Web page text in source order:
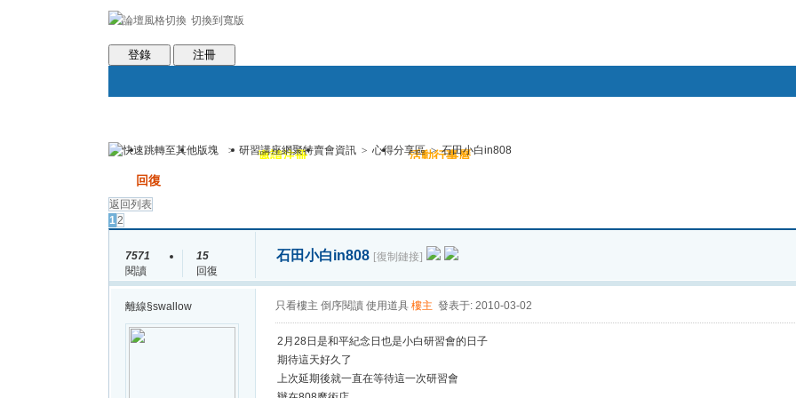
切換到寬版
會員條款 社區服務
登錄 注冊
論壇 圈子 邀請注冊 群組聚合 活動行事曆
> 研習講座網聚特賣會資訊 > 心得分享區 > 石田小白in808
回復
返回列表
12
7571
閱讀
15
回復
石田小白in808 [復制鏈接]
離線§swallow 只看樓主 倒序閱讀 使用道具 樓主 發表于: 2010-03-02
2月28日是和平紀念日也是小白研習會的日子
期待這天好久了
上次延期後就一直在等待這一次研習會